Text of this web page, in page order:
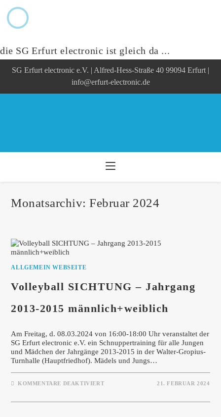
die SG Erfurt electronic ist gleich da ...
InhaltSG Erfurt electronic e.V. | Alfred-Hess-Straße 40 99094 Erfurt |
info@erfurt-electronic.de
Monatsarchiv: Februar 2024
ALLGEMEIN WEBSEITE
Volleyball SICHTUNG – Jahrgang
2013-2015 männlich+weiblich
Am Freitag, d. 08.03.2024 von 16:00-18:00 Uhr veranstaltet der
SG Erfurt electronic e.V. ein Schnuppertraining für alle Jungen
und Mädchen der Jahrgänge 2013-2015 in der Walter-Gropius-
Turnhalle (Hauptfriedhof). Mädels und Jungs…
KOMMENTARE DEAKTIVIERTFÜR
–
21. FEBRUAR 2024